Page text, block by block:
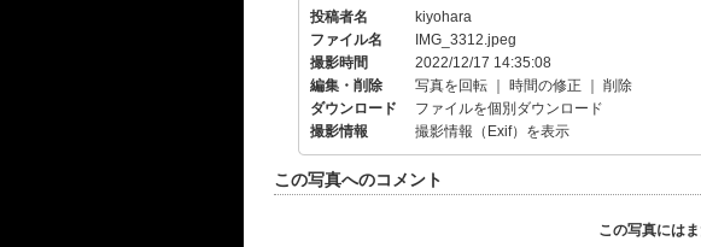
投稿者名
kiyohara
ファイル名
IMG_3312.jpeg
撮影時間
2022/12/17 14:35:08
編集・削除
写真を回転 時間の修正
削除
ダウンロード
ファイルを個別ダウンロード
撮影情報
撮影情報（Exif）を表示
この写真へのコメント
この写真には